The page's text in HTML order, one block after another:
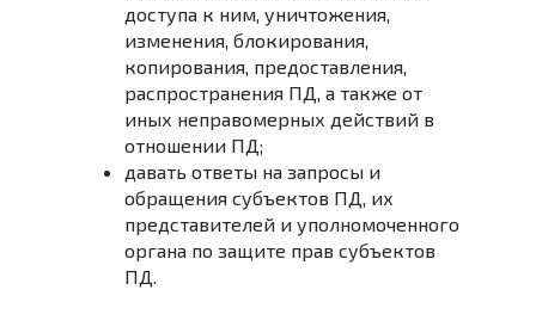
доступа к ним, уничтожения,
изменения, блокирования,
копирования, предоставления,
распространения ПД, а также от
иных неправомерных действий в
отношении ПД;
давать ответы на запросы и
обращения субъектов ПД, их
представителей и уполномоченного
органа по защите прав субъектов
ПД.